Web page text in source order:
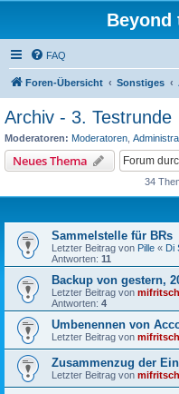
Beyond
FAQ
Foren-Übersicht Sonstiges
Archiv - 3. Testrunde
Moderatoren: Moderatoren
Neues Thema
34
Sammelstelle für BRs
Letzter Beitrag von Pille « Di
Antworten: 11
Backup von gestern,
Letzter Beitrag von
Antworten: 4
Umbenennen von
Letzter Beitrag von
Zusammenzug der
Letzter Beitrag von